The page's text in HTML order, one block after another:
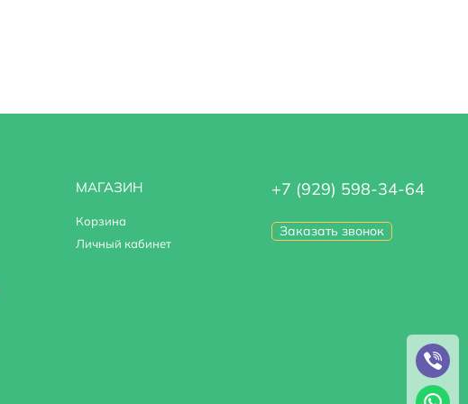
МАГАЗИН
Корзина
Личный кабинет
+7 (929) 598-34-64
Заказать звонок